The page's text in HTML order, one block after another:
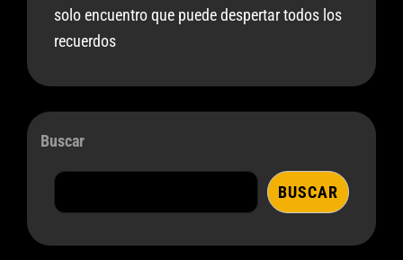
solo encuentro que puede despertar todos los
recuerdos
Buscar
BUSCAR